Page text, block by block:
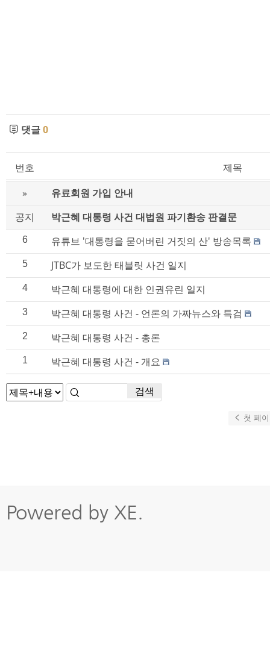
댓글0
번호
제목
»
유료회원 가입 안내
공지
박근혜 대통령 사건 대법원 파기환송 판결문
6 유튜브 '대통령을 묻어버린 거짓의 산' 방송목록
5 JTBC가 보도한 태블릿 사건 일지
4 박근혜 대통령에 대한 인권유린 일지
3 박근혜 대통령 사건 - 언론의 가짜뉴스와 특검
2 박근혜 대통령 사건 - 총론
1 박근혜 대통령 사건 - 개요
검색
첫 페
Powered by XE.